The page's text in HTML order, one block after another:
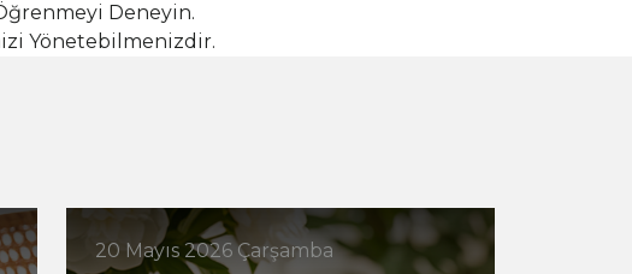
Deneyin.
Yönetebilmenizdir.
20 Mayıs 2026 Çarşamba